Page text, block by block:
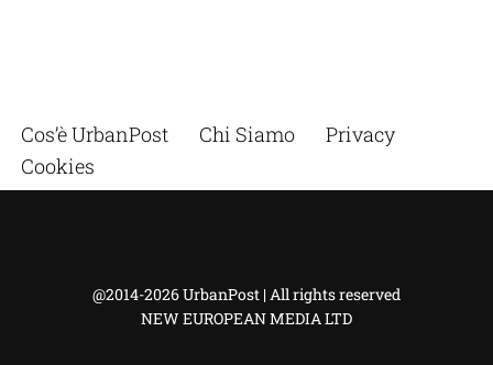
Cos’è UrbanPost Chi Siamo
Privacy
Cookies
@2014-2026 UrbanPost | All rights reserved
NEW EUROPEAN MEDIA LTD